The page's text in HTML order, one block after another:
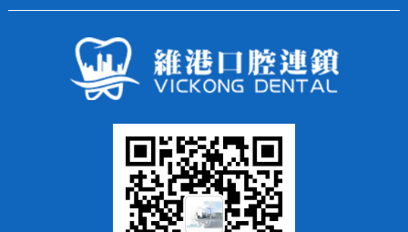
全口種植
四環素牙
常見問題
牙列不齊